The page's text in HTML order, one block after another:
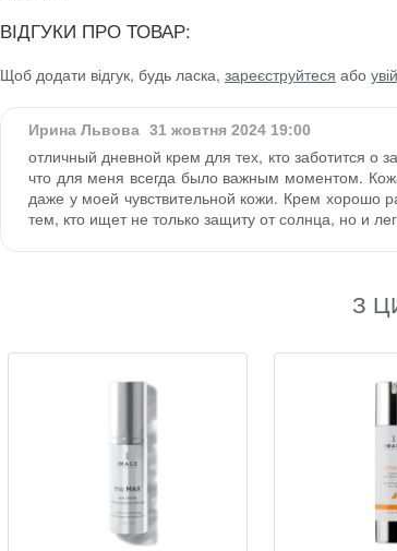
ВІДГУКИ ПРО ТОВАР:
Щоб додати відгук, будь ласка, зареєструйтеся або
Ирина Львова 31 жовтня 2024 19:00
отличный дневной крем для тех, кто заботится о
что для меня всегда было важным моментом.
даже у моей чувствительной кожи. Крем хорошо
тем, кто ищет не только защиту от солнца, но и
З